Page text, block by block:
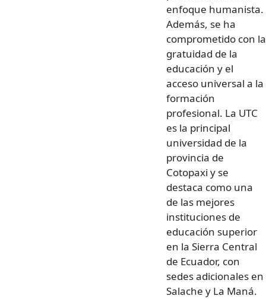
enfoque humanista.
Además, se ha
comprometido con la
gratuidad de la
educación y el
acceso universal a la
formación
profesional. La UTC
es la principal
universidad de la
provincia de
Cotopaxi y se
destaca como una
de las mejores
instituciones de
educación superior
en la Sierra Central
de Ecuador, con
sedes adicionales en
Salache y La Maná.